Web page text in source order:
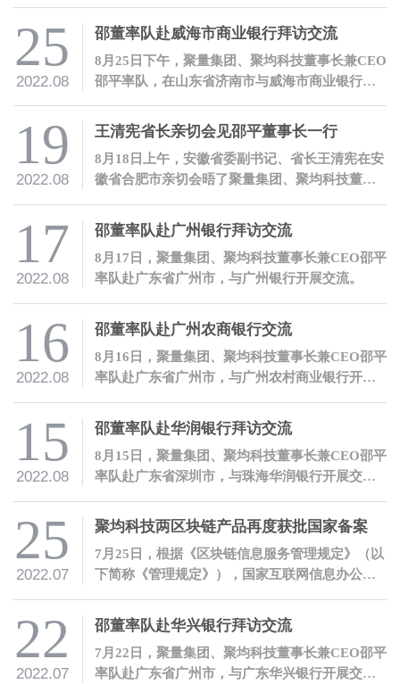
25
2022.08
邵董率队赴威海市商业银行拜访交流
8月25日下午，聚量集团、聚均科技董事长兼CEO
邵平率队，在山东省济南市与威海市商业银行开
19
2022.08
王清宪省长亲切会见邵平董事长一行
8月18日上午，安徽省委副书记、省长王清宪在安
徽省合肥市亲切会晤了聚量集团、聚均科技董事
17
2022.08
邵董率队赴广州银行拜访交流
8月17日，聚量集团、聚均科技董事长兼CEO邵平
率队赴广东省广州市，与广州银行开展交流。
16
2022.08
邵董率队赴广州农商银行交流
8月16日，聚量集团、聚均科技董事长兼CEO邵平
率队赴广东省广州市，与广州农村商业银行开展
15
2022.08
邵董率队赴华润银行拜访交流
8月15日，聚量集团、聚均科技董事长兼CEO邵平
率队赴广东省深圳市，与珠海华润银行开展交
25
2022.07
聚均科技两区块链产品再度获批国家备案
7月25日，根据《区块链信息服务管理规定》（以
下简称《管理规定》），国家互联网信息办公室
编号，聚均科技“产业数字金融区块链浏览
器”及“产业数字金融区块链服务平台”顺利获得备
案编号。
22
2022.07
邵董率队赴华兴银行拜访交流
7月22日，聚量集团、聚均科技董事长兼CEO邵平
率队赴广东省广州市，与广东华兴银行开展交